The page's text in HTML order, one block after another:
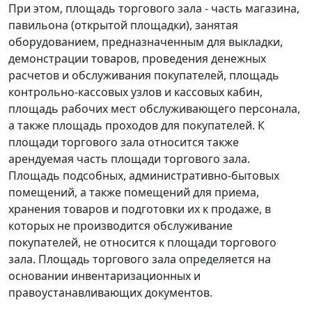
При этом, площадь торгового зала - часть магазина,
павильона (открытой площадки), занятая
оборудованием, предназначенным для выкладки,
демонстрации товаров, проведения денежных
расчетов и обслуживания покупателей, площадь
контрольно-кассовых узлов и кассовых кабин,
площадь рабочих мест обслуживающего персонала,
а также площадь проходов для покупателей. К
площади торгового зала относится также
арендуемая часть площади торгового зала.
Площадь подсобных, административно-бытовых
помещений, а также помещений для приема,
хранения товаров и подготовки их к продаже, в
которых не производится обслуживание
покупателей, не относится к площади торгового
зала. Площадь торгового зала определяется на
основании инвентаризационных и
правоустанавливающих документов.